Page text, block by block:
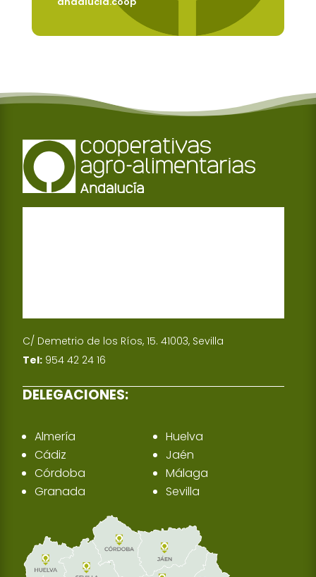
C/ Demetrio de los Ríos, 15. 41003, Sevilla
Tel: 954 42 24 16
DELEGACIONES:
Almería
Cádiz
Córdoba
Granada
Huelva
Jaén
Málaga
Sevilla